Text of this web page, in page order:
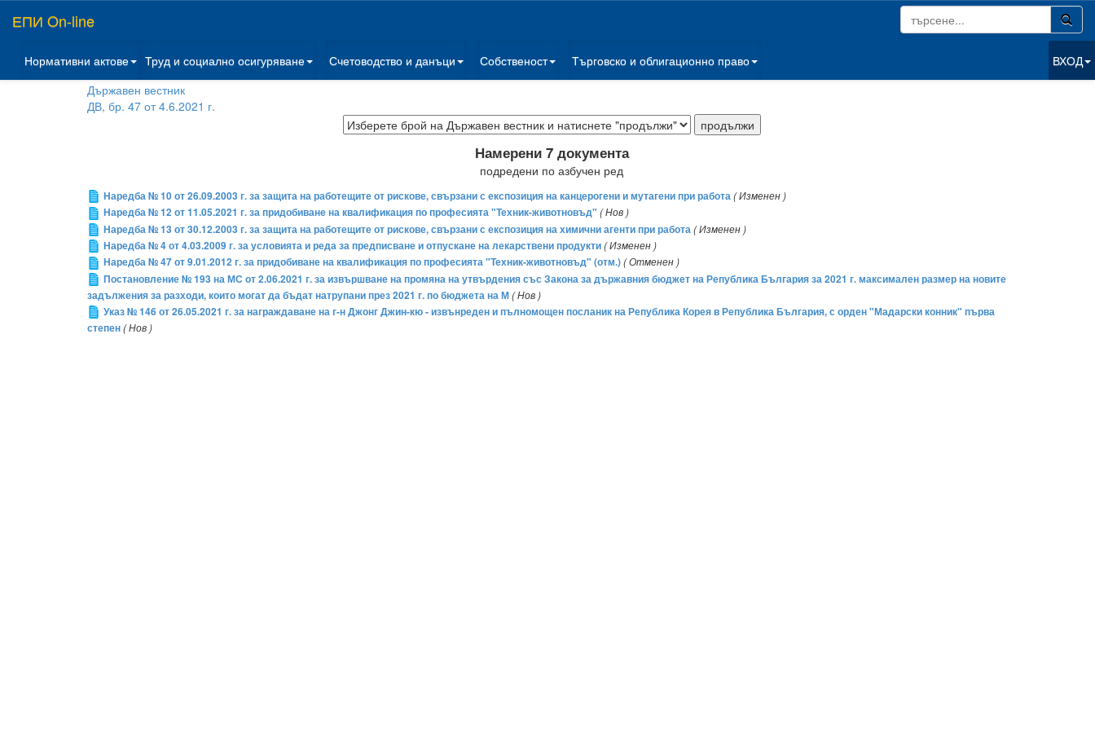
ЕПИ On-line
Нормативни актове Труд и социално осигуряване Счетоводство и данъци Собственост Търговско и облигационно право
ВХОД
Държавен вестник
ДВ, бр. 47 от 4.6.2021 г.
Намерени 7 документа
подредени по азбучен ред
Наредба № 10 от 26.09.2003 г. за защита на работещите от рискове, свързани с експозиция на канцерогени и мутагени при работа( Изменен )
Наредба № 12 от 11.05.2021 г. за придобиване на квалификация по професията "Техник-животновъд" ( Нов )
Наредба № 13 от 30.12.2003 г. за защита на работещите от рискове, свързани с експозиция на химични агенти при работа( Изменен )
Наредба № 4 от 4.03.2009 г. за условията и реда за предписване и отпускане на лекарствени продукти( Изменен )
Наредба № 47 от 9.01.2012 г. за придобиване на квалификация по професията "Техник-животновъд" (отм.)( Отменен )
Постановление № 193 на МС от 2.06.2021 г. за извършване на промяна на утвърдения със Закона за държавния бюджет на Република България за 2021 г. максимален размер на новите
задължения за разходи, които могат да бъдат натрупани през 2021 г. по бюджета на М( Нов )
Указ № 146 от 26.05.2021 г. за награждаване на г-н Джонг Джин-кю - извънреден и пълномощен посланик на Република Корея в Република България, с орден "Мадарски конник" първа
степен( Нов )